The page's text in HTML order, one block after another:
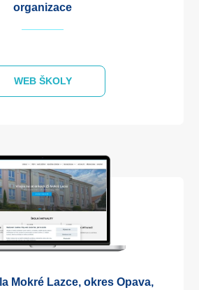
organizace
WEB ŠKOLY
Mokré Lazce, okres Opava,